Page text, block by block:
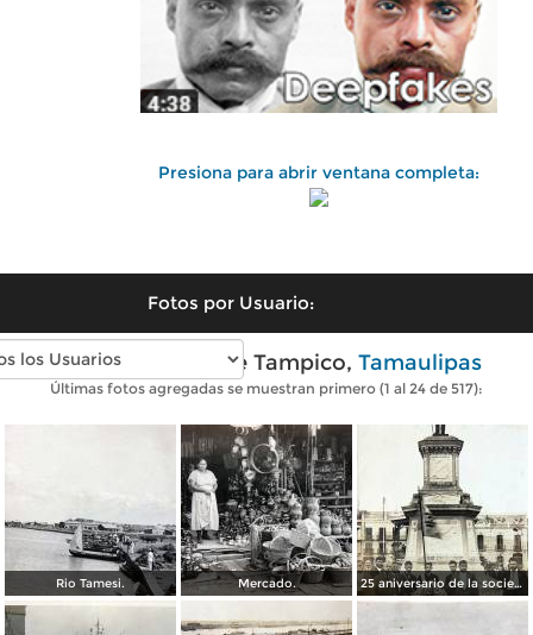
Presiona para abrir ventana completa:
Fotos por Usuario:
Fotos antiguas de Tampico, Tamaulipas
Últimas fotos agregadas se muestran primero (1 al 24 de 517):
Rio Tamesi. Mercado. 25 aniversario de la sociedad mutua de artesanos de Benito Juarez ( Fechada el 2 de Octubre de 1910 ).